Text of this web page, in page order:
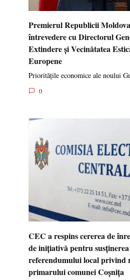
Premierul Republicii
întrevedere cu Directorul
Extindere și Vecinătatea
Europene
Prioritățile economice ale noului
0
CEC a respins cererea de
de inițiativă pentru
referendumului local privind
primarului comunei Coșnița